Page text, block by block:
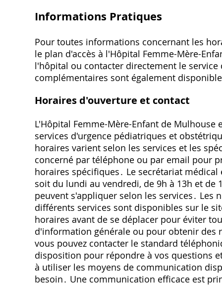
Informations Pratiques
Pour toutes informations concernant les
le plan d'accès à l'Hôpital Femme-Mère-
l'hôpital ou contacter directement le
complémentaires sont également
Horaires d'ouverture et contact
L'Hôpital Femme-Mère-Enfant de
services d'urgence pédiatriques et
horaires varient selon les services et les
concerné par téléphone ou par email pour
horaires spécifiques․ Le secrétariat
soit du lundi au vendredi, de 9h à 13h et de
peuvent s'appliquer selon les services․ Les
différents services sont disponibles sur le
horaires avant de se déplacer pour éviter
d'information générale ou pour obtenir des
vous pouvez contacter le standard
disposition pour répondre à vos questions
à utiliser les moyens de communication
besoin․ Une communication efficace est